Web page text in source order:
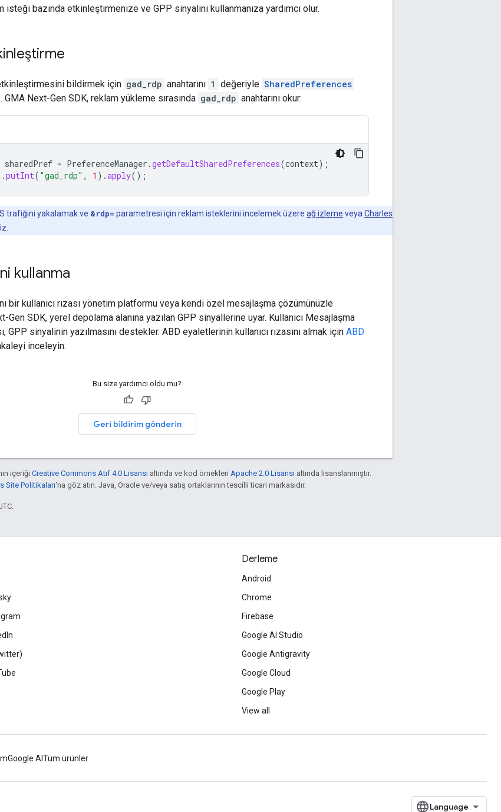
isteği bazında etkinleştirmenize ve GPP sinyalini kullanmanıza yardımcı olur.
bildirmek için gad_rdp anahtarını 1 değeriyle SharedPreferences
GMA Next-Gen SDK, reklam yükleme sırasında gad_rdp anahtarını okur:
sharedPref = PreferenceManager .getDefaultSharedPreferences(context);
putInt( "gad_rdp" , 1 ).apply();
trafiğini yakalamak ve &rdp= parametresi için reklam isteklerini incelemek üzere ağ izleme veya Charles
kullanma
bir kullanıcı rızası yönetim platformu veya kendi özel mesajlaşma çözümünüzle
Gen SDK, yerel depolama alanına yazılan GPP sinyallerine uyar. Kullanıcı Mesajlaşma
GPP sinyalinin yazılmasını destekler. ABD eyaletlerinin kullanıcı rızasını almak için ABD
inceleyin.
Bu size yardımcı oldu mu?
Geri bildirim gönderin
içeriği Creative Commons Atıf 4.0 Lisansı altında ve kod örnekleri Apache 2.0 Lisansı altında lisanslanmıştır.
Site Politikaları'na göz atın. Java, Oracle ve/veya satış ortaklarının tescilli ticari markasıdır.
Derleme
Android
Chrome
Firebase
Google AI Studio
Google Antigravity
Google Cloud
Google Play
View all
Google AI Tüm ürünler